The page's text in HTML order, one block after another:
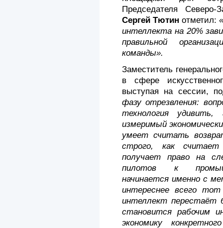
Председателя
Северо-
Сергей Тютин отметил:
интеллекта на 20%
правильной
команды».
Заместитель
в сфере
выступая на сессии,
фазу отрезвления:
технология
измеримый
умеет считать
строго, как
получает право на
пилотов к
начинается именно с
интереснее всего
интеллект перестаёт
становится рабочим
экономику